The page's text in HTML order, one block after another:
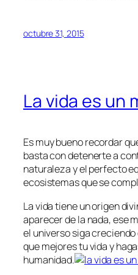
octubre 31, 2015
La vida es un
Es muy bueno recordar
basta con detenerte a
naturaleza y el perfecto
ecosistemas que se
La vida tiene un origen
aparecer de la nada, ese
el universo siga
que mejores tu vida y
humanidad.